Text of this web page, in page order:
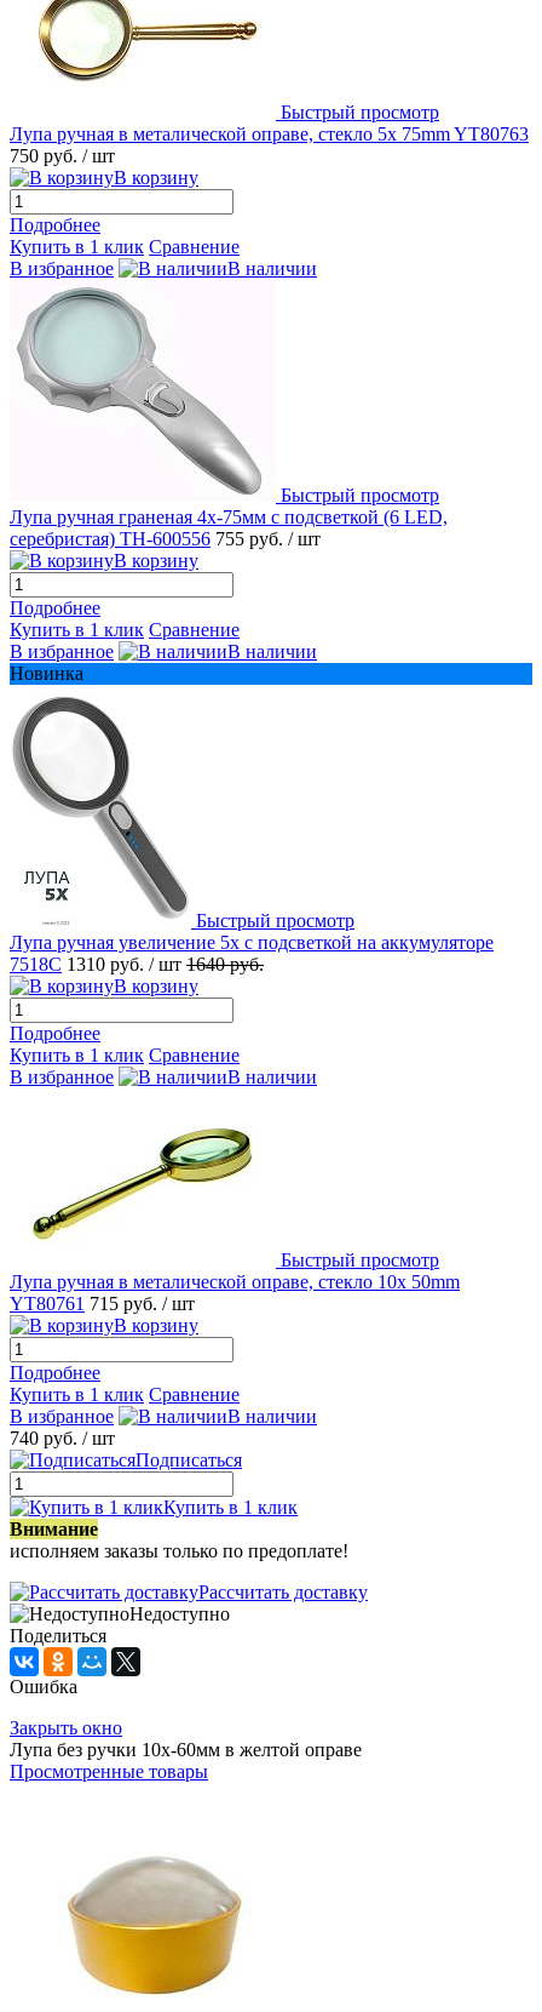
Быстрый просмотр
Лупа ручная в металической оправе, стекло 5x 75mm YT80763
750 руб. / шт
В корзину
Подробнее
Купить в 1 клик Сравнение
В избранное
В наличии
Быстрый просмотр
Лупа ручная граненая 4x-75мм с подсветкой (6 LED,
серебристая) TH-600556 755 руб. / шт
В корзину
Подробнее
Купить в 1 клик Сравнение
В избранное
В наличии
Новинка
Быстрый просмотр
Лупа ручная увеличение 5x с подсветкой на аккумуляторе
7518C 1310 руб. / шт 1640 руб.
В корзину
Подробнее
Купить в 1 клик Сравнение
В избранное
В наличии
Быстрый просмотр
Лупа ручная в металической оправе, стекло 10x 50mm
YT80761 715 руб. / шт
В корзину
Подробнее
Купить в 1 клик Сравнение
В избранное
В наличии
740 руб. / шт
Подписаться
Купить в 1 клик
Внимание
исполняем заказы только по предоплате!
Рассчитать доставку
Недоступно
Поделиться
Ошибка
Закрыть окно
Лупа без ручки 10х-60мм в желтой оправе
Просмотренные товары